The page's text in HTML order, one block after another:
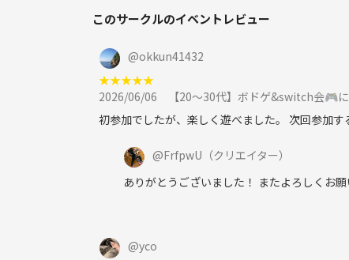
このサークルのイベントレビュー
@okkun41432
★★★★★
2026/06/06
【20〜30代】ボドゲ&switch会🎮
初参加でしたが、楽しく遊べました。 次回参加
@FrfpwU （クリエイター）
ありがとうございました！ またよろしくお
@yco